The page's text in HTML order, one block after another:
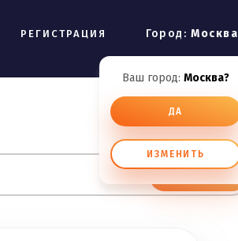
РЕГИСТРАЦИЯ Город:Москва
Ваш город: Москва?
ДА
ИЗМЕНИТЬ